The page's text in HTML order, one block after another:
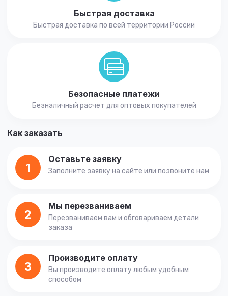
Быстрая доставка
Быстрая доставка по всей территории России
Безопасные платежи
Безналичный расчет для оптовых покупателей
Как заказать
1
Оставьте заявку
Заполните заявку на сайте или позвоните нам
2
Мы перезваниваем
Перезваниваем вам и обговариваем детали
заказа
3
Производите оплату
Вы производите оплату любым удобным
способом